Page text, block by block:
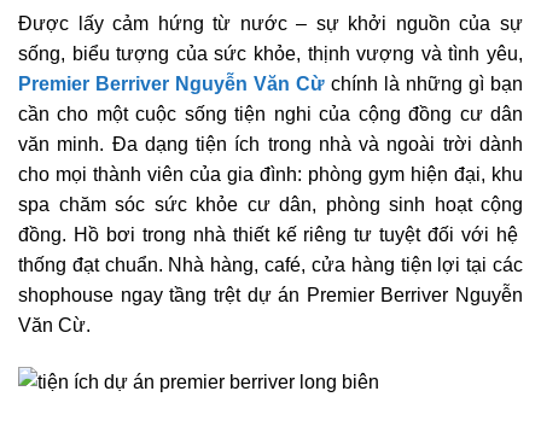
Được lấy cảm hứng từ nước – sự khởi nguồn của sự
sống, biểu tượng của sức khỏe, thịnh vượng và tình yêu,
Premier Berriver Nguyễn Văn Cừ chính là những gì bạn
cần cho một cuộc sống tiện nghi của cộng đồng cư dân
văn minh. Đa dạng tiện ích trong nhà và ngoài trời dành
cho mọi thành viên của gia đình: phòng gym hiện đại, khu
spa chăm sóc sức khỏe cư dân, phòng sinh hoạt cộng
đồng. Hồ bơi trong nhà thiết kế riêng tư tuyệt đối với hệ
thống đạt chuẩn. Nhà hàng, café, cửa hàng tiện lợi tại các
shophouse ngay tầng trệt dự án Premier Berriver Nguyễn
Văn Cừ.